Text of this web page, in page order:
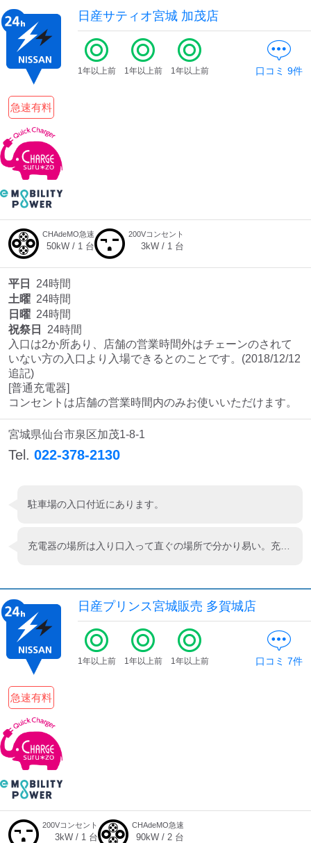
日産サティオ宮城 加茂店
急速有料
1年以上前 1年以上前 1年以上前 口コミ 9件
CHAdeMO急速
50kW / 1 台
200Vコンセント
3kW / 1 台
平日
24時間
土曜 24時間
日曜 24時間
祝祭日
24時間
入口は2か所あり、店舗の営業時間外はチェーンのされて
いない方の入口より入場できるとのことです。(2018/12/12
追記)
[普通充電器]
コンセントは店舗の営業時間内のみお使いいただけます。
宮城県仙台市泉区加茂1-8-1
Tel. 022-378-2130
駐車場の入口付近にあります。
充電器の場所は入り口入って直ぐの場所で分かり易い。充電ケーブルを挿していると店内からわざわざ出て来て頂き店員さんが店内でお休み下さいと親切に声をかけて頂きましたました。今回は忙しく車内で待機してました。この時期はタイヤ交換で忙しそうでしたがお客様が帰る度に道路出口までお見送りで親切な店舗の印象を受けました。近隣を通った時はまた利用したいです。
日産プリンス宮城販売 多賀城店
急速有料
1年以上前 1年以上前 1年以上前 口コミ 7件
200Vコンセント
3kW / 1 台
CHAdeMO急速
90kW / 2 台